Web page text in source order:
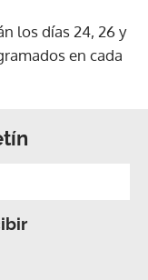
los días 24, 26 y
en cada